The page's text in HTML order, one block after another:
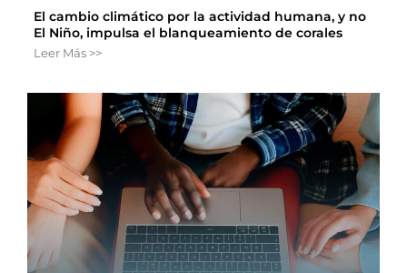
El cambio climático por la actividad humana, y no
El Niño, impulsa el blanqueamiento de corales
Leer Más >>